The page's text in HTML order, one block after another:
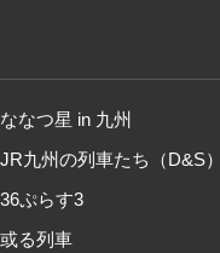
ななつ星 in 九州
JR九州の列車たち（D&S）
36ぷらす3
或る列車